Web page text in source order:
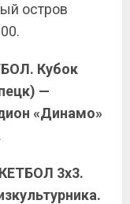
остров
Кубок
—
«Динамо»
3х3.